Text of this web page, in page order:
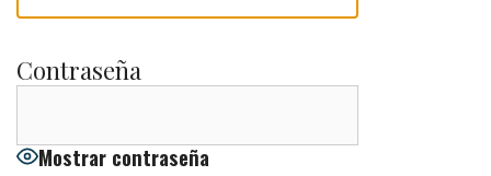
Contraseña
Mostrar contraseña